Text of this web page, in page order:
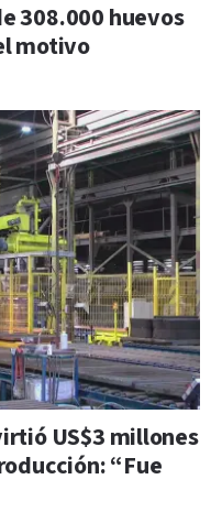
308.000 huevos
motivo
US$3 millones
“Fue